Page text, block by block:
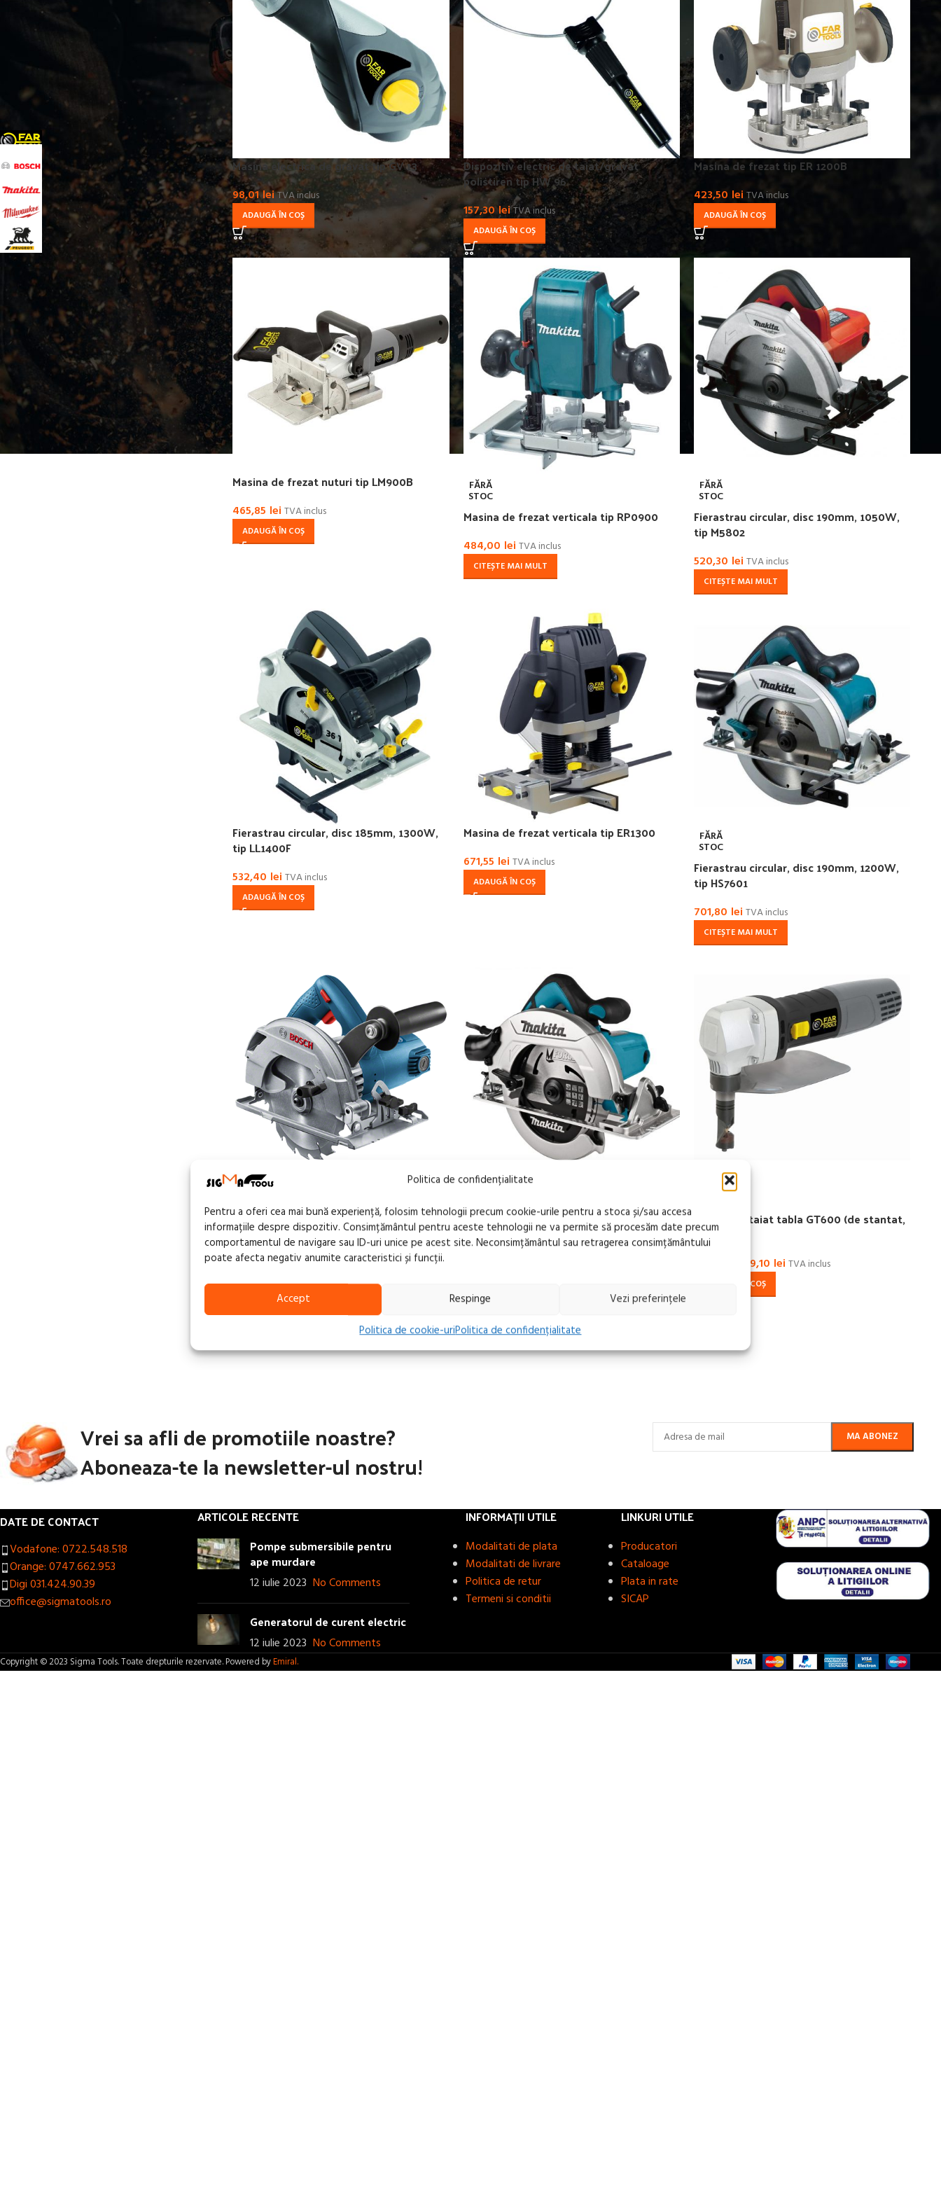
Politica de confidențialitate
Pentru a oferi cea mai bună experiență, folosim tehnologii precum cookie-urile pentru a stoca și/sau accesa
informațiile despre dispozitiv. Consimțământul pentru aceste tehnologii ne va permite să procesăm date precum
comportamentul de navigare sau ID-uri unice pe acest site. Neconsimțământul sau retragerea consimțământului
poate afecta negativ anumite caracteristici și funcții.
Accept Respinge
Vezi preferințele
Politica de cookie-uriPolitica de confidențialitate
TENSIUNE ALIMENTARE
29
PRODUCATOR
Fartools 14
BOSCH 5
MAKITA 7
MILWAUKEE 1
PEUGEOT 4
Masina electrica de gravat tip GV 13
98,01leiTVA inclus
ADAUGĂ ÎN COȘ
Dispozitiv electric de taiat/gravat
polistiren tip HW 96
157,30 leiTVA inclus
ADAUGĂ ÎN COȘ
Masina de frezat tip ER 1200B
423,50 lei TVA inclus
ADAUGĂ ÎN COȘ
Masina de frezat nuturi tip LM900B
465,85 lei TVA inclus
ADAUGĂ ÎN COȘ
FĂRĂ
STOC
Masina de frezat verticala tip RP0900
484,00 lei TVA inclus
CITEȘTE MAI MULT
FĂRĂ
STOC
Fierastrau circular, disc 190mm, 1050W,
tip M5802
520,30 lei TVA inclus
CITEȘTE MAI MULT
Fierastrau circular, disc 185mm, 1300W,
tip LL1400F
532,40 lei TVA inclus
ADAUGĂ ÎN COȘ
Masina de frezat verticala tip ER1300
671,55 lei TVA inclus
ADAUGĂ ÎN COȘ
FĂRĂ
STOC
Fierastrau circular, disc 190mm, 1200W,
tip HS7601
701,80 lei TVA inclus
CITEȘTE MAI MULT
FĂRĂ
Fierastrau circular, disc 165mm, 1200W,
tip GKS 600
847,00 leiTVA inclus
CITEȘTE MAI MULT
FĂRĂ
Fierastrau circular, disc 190mm, 1600W,
tip HS7611K
Masina de taiat tabla GT600 (de stantat,
Nibbler)
859,10 lei TVA inclus
ADAUGĂ ÎN COȘ
1 2
Vrei sa afli de promotiile noastre?
Aboneaza-te la newsletter-ul nostru!
DATE DE CONTACT
Vodafone: 0722.548.518
Orange: 0747.662.953
Digi 031.424.90.39
office@sigmatools.ro
ARTICOLE RECENTE
Pompe submersibile pentru
ape murdare
12 iulie 2023 No Comments
Generatorul de curent electric
12 iulie 2023 No Comments
INFORMAȚII UTILE
Modalitati de plata
Modalitati de livrare
Politica de retur
Termeni si conditii
LINKURI UTILE
Producatori
Cataloage
Plata in rate
SICAP
Copyright © 2023 Sigma Tools. Toate drepturile rezervate. Powered byEmiral.